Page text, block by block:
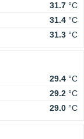
31.7 °C
31.4 °C
31.3 °C
29.4 °C
29.2 °C
29.0 °C